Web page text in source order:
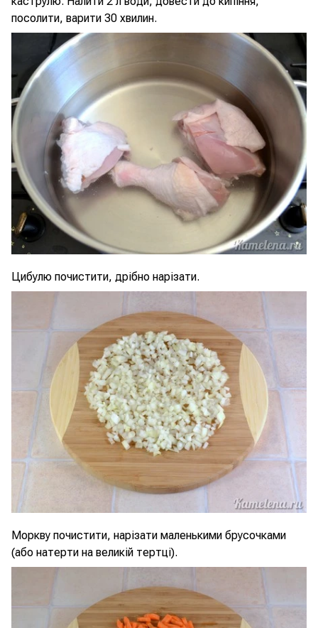
посолити, варити 30 хвилин.
Цибулю почистити, дрібно нарізати.
Моркву почистити, нарізати маленькими брусочками
(або натерти на великій тертці).